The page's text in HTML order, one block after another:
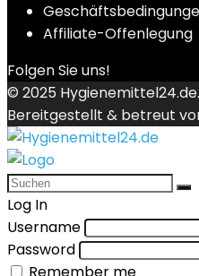
Affiliate-Offenlegung
Folgen Sie uns!
© 2025 Hygienemittel24.de
Bereitgestellt & betreut
Log In
Username
Password